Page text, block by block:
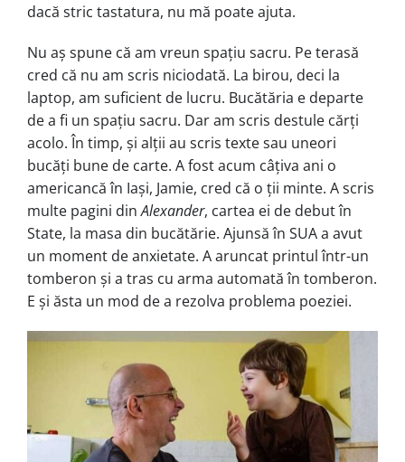
dacă stric tastatura, nu mă poate ajuta.
Nu aș spune că am vreun spațiu sacru. Pe terasă
cred că nu am scris niciodată. La birou, deci la
laptop, am suficient de lucru. Bucătăria e departe
de a fi un spațiu sacru. Dar am scris destule cărți
acolo. În timp, și alții au scris texte sau uneori
bucăți bune de carte. A fost acum câțiva ani o
americancă în Iași, Jamie, cred că o ții minte. A scris
multe pagini dinAlexander, cartea ei de debut în
State, la masa din bucătărie. Ajunsă în SUA a avut
un moment de anxietate. A aruncat printul într-un
tomberon și a tras cu arma automată în tomberon.
E și ăsta un mod de a rezolva problema poeziei.